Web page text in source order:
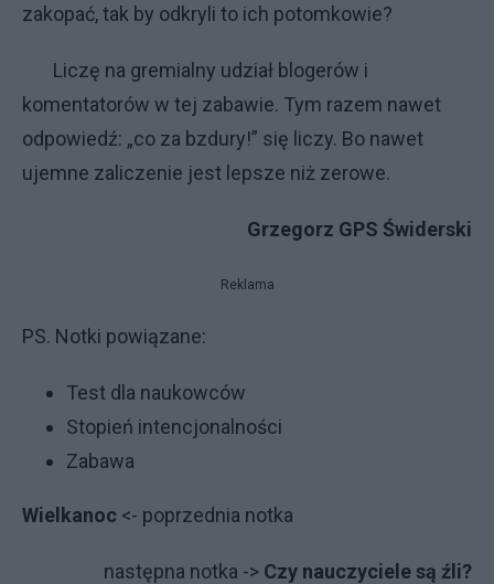
zakopać, tak by odkryli to ich potomkowie?
Liczę na gremialny udział blogerów i
komentatorów w tej zabawie. Tym razem nawet
odpowiedź: „co za bzdury!” się liczy. Bo nawet
ujemne zaliczenie jest lepsze niż zerowe.
Grzegorz GPS Świderski
Reklama
PS. Notki powiązane:
Test dla naukowców
Stopień intencjonalności
Zabawa
Wielkanoc <- poprzednia notka
następna notka -> Czy nauczyciele są źli?